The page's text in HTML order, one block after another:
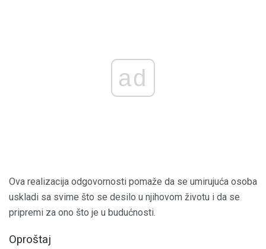
ad
Ova realizacija odgovornosti pomaže da se umirujuća osoba
uskladi sa svime što se desilo u njihovom životu i da se
pripremi za ono što je u budućnosti.
Oproštaj